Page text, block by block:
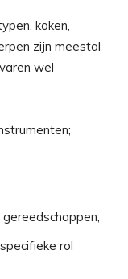
koken,
zijn meestal
wel
rol